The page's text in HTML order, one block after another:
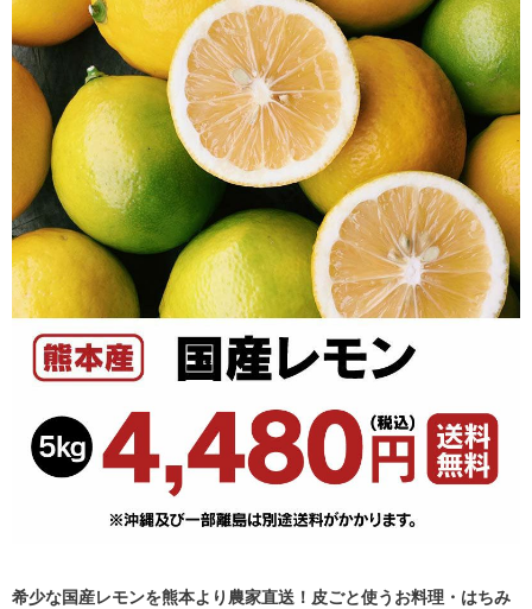
希少な国産レモンを熊本より農家直送！皮ごと使うお料理・はちみ